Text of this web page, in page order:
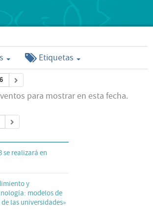
Etiquetas
para mostrar en esta fecha.
se realizará en
y
modelos de
las universidades»